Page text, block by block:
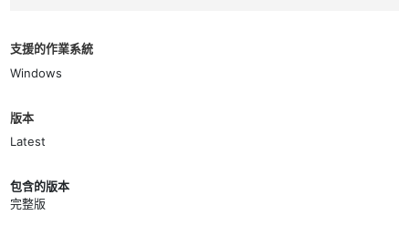
支援的作業系統
Windows
版本
Latest
包含的版本
完整版